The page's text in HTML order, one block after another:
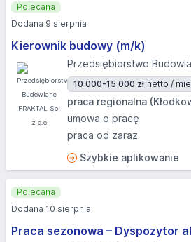
Kierownik budowy (m/k)
Przedsiębiorstwo
10 000-15 000 zł netto /
praca regionalna
umowa o pracę
praca od zaraz
Szybkie aplikowanie
Polecana
Dodana 9 sierpnia
Praca sezonowa – Dyspozytor
Polecana
Dodana 10 sierpnia